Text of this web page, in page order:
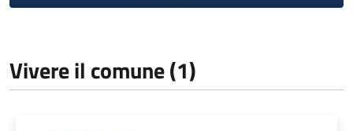
Vivere il comune (1)